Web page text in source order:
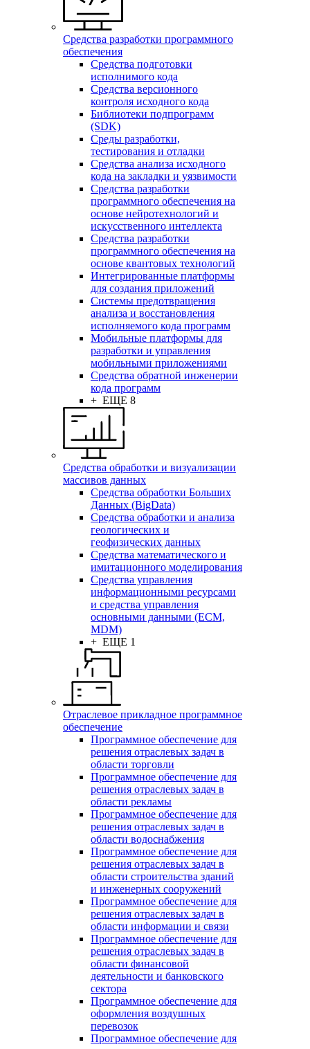
Средства разработки программного
обеспечения
Средства подготовки
исполнимого кода
Средства версионного
контроля исходного кода
Библиотеки подпрограмм
(SDK)
Среды разработки,
тестирования и отладки
Средства анализа исходного
кода на закладки и уязвимости
Средства разработки
программного обеспечения на
основе нейротехнологий и
искусственного интеллекта
Средства разработки
программного обеспечения на
основе квантовых технологий
Интегрированные платформы
для создания приложений
Системы предотвращения
анализа и восстановления
исполняемого кода программ
Мобильные платформы для
разработки и управления
мобильными приложениями
Средства обратной инженерии
кода программ
+ ЕЩЕ 8
Средства обработки и визуализации
массивов данных
Средства обработки Больших
Данных (BigData)
Средства обработки и анализа
геологических и
геофизических данных
Средства математического и
имитационного моделирования
Средства управления
информационными ресурсами
и средства управления
основными данными (ECM,
MDM)
+ ЕЩЕ 1
Отраслевое прикладное программное
обеспечение
Программное обеспечение для
решения отраслевых задач в
области торговли
Программное обеспечение для
решения отраслевых задач в
области рекламы
Программное обеспечение для
решения отраслевых задач в
области водоснабжения
Программное обеспечение для
решения отраслевых задач в
области строительства зданий
и инженерных сооружений
Программное обеспечение для
решения отраслевых задач в
области информации и связи
Программное обеспечение для
решения отраслевых задач в
области финансовой
деятельности и банковского
сектора
Программное обеспечение для
оформления воздушных
перевозок
Программное обеспечение для